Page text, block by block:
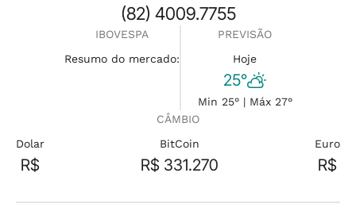
(82) 4009.7755
IBOVESPA
Resumo do mercado:
PREVISÃO
Hoje
25°
Min 25° | Máx 27°
CÂMBIO
Dolar
R$
BitCoin
R$ 331.270
Euro
R$